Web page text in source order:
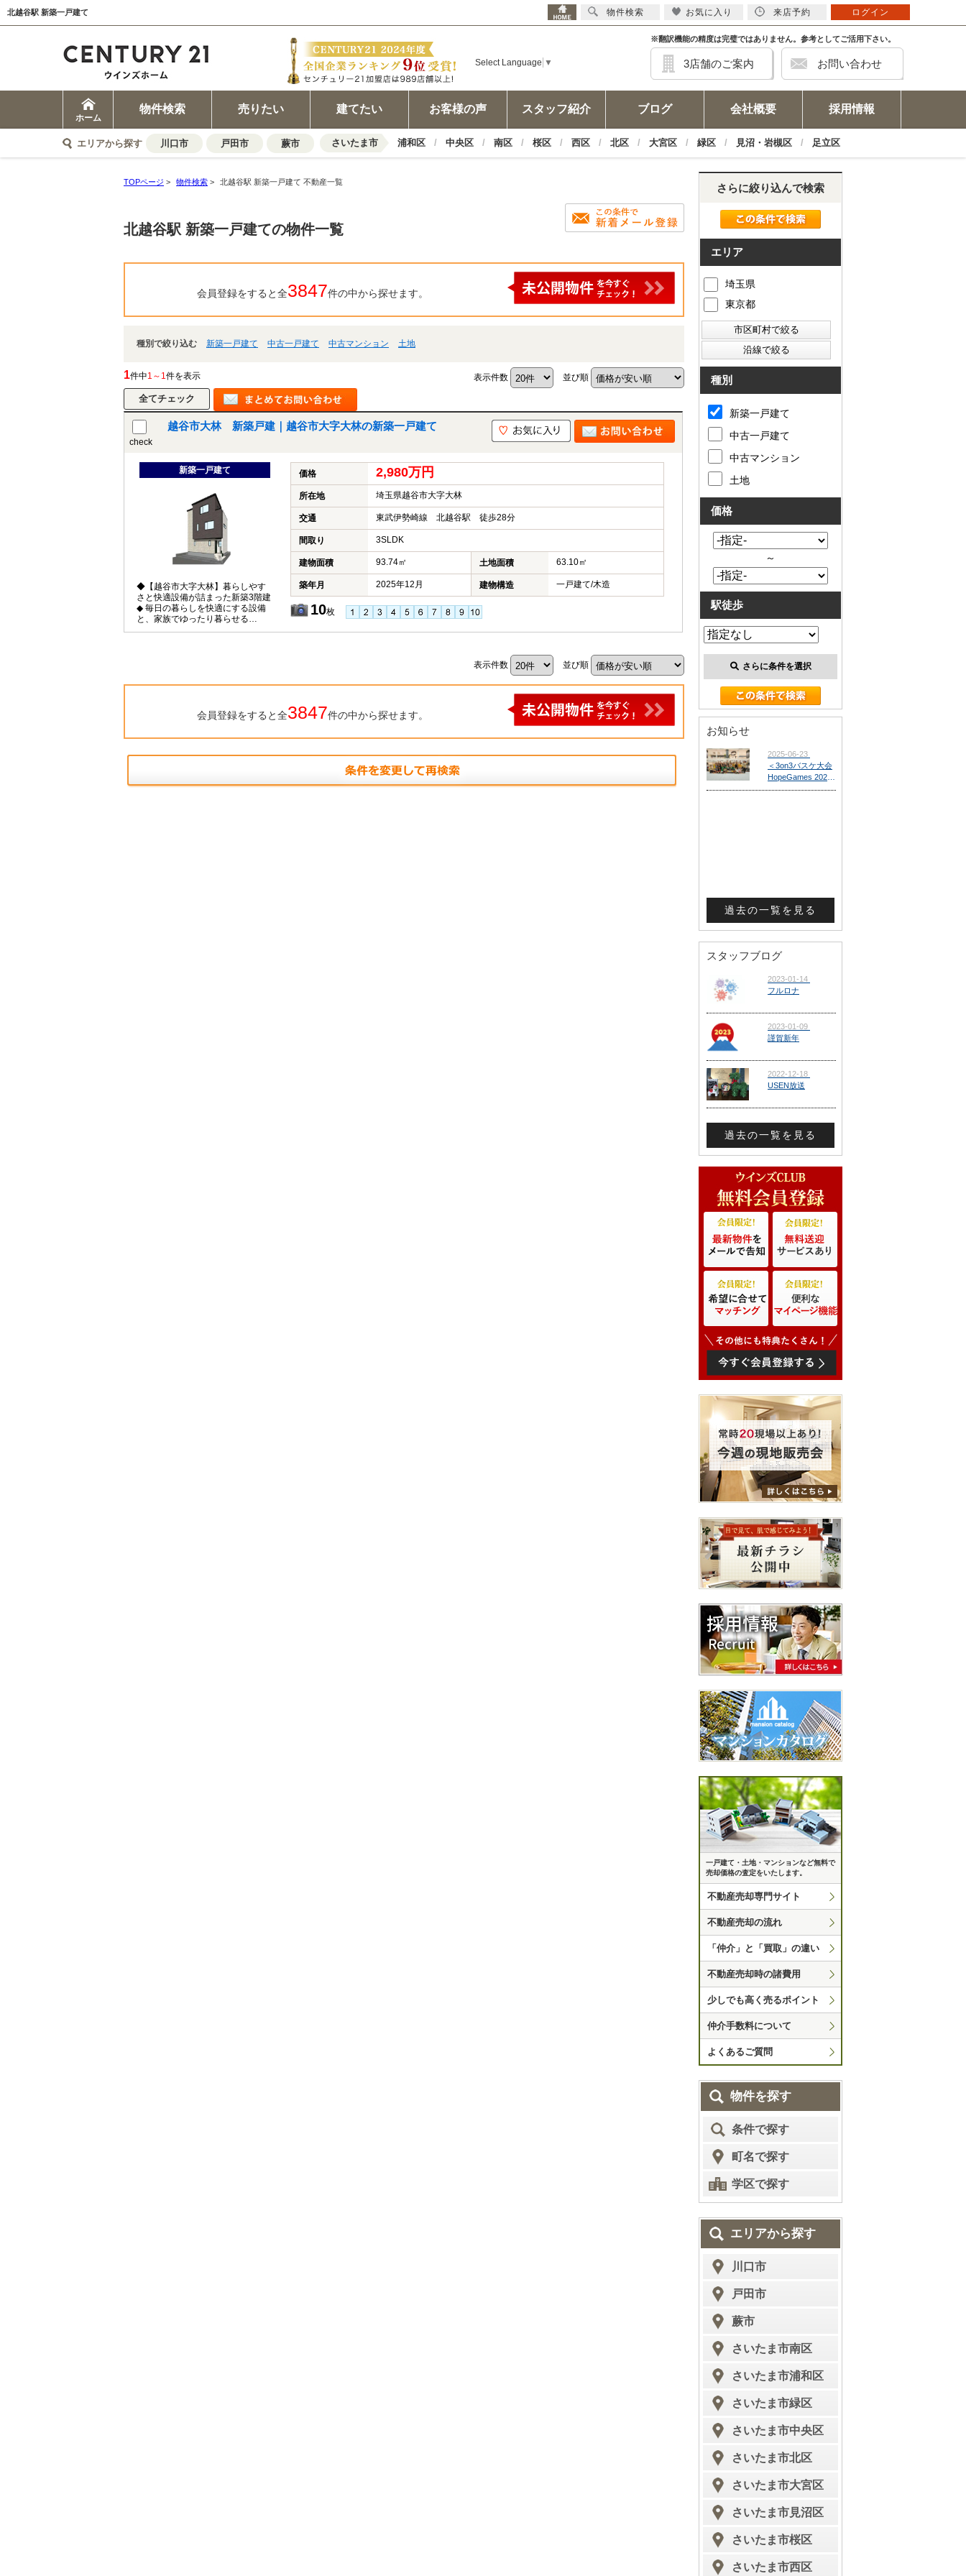
北越谷駅 新築一戸建て
Select Language ▼
※翻訳機能の精度は完璧ではありません。参考としてご活用下さい。
3店舗のご案内 お問い合わせ
ホーム
物件検索 売りたい 建てたい お客様の声 スタッフ紹介 ブログ 会社概要 採用情報
エリアから探す 川口市 戸田市 蕨市 さいたま市 浦和区 中央区 南区 桜区 西区 北区 大宮区 緑区 見沼・岩槻区 足立区
TOPページ > 物件検索 > 北越谷駅 新築一戸建て 不動産一覧
北越谷駅 新築一戸建ての物件一覧
会員登録をすると全3847件の中から探せます。
種別で絞り込む 新築一戸建て 中古一戸建て 中古マンション 土地
1件中1～1件を表示 表示件数 並び順
check
越谷市大林 新築戸建｜越谷市大字大林の新築一戸建て
新築一戸建て
◆【越谷市大字大林】暮らしやす
さと快適設備が詰まった新築3階建
◆ 毎日の暮らしを快適にする設備
と、家族でゆったり暮らせる
3SLDKプラン
価格 2,980万円
所在地 埼玉県越谷市大字大林
交通 東武伊勢崎線 北越谷駅 徒歩28分
間取り 3SLDK
建物面積 93.74㎡ 土地面積 63.10㎡
築年月 2025年12月 建物構造 一戸建て/木造
10枚
表示件数 並び順
会員登録をすると全3847件の中から探せます。
さらに絞り込んで検索
エリア
埼玉県
東京都
種別
新築一戸建て
中古一戸建て
中古マンション
土地
価格
～
駅徒歩
さらに条件を選択
お知らせ
過去の一覧を見る
スタッフブログ
過去の一覧を見る
一戸建て・土地・マンションなど無料で
売却価格の査定をいたします。
不動産売却専門サイト
不動産売却の流れ
「仲介」と「買取」の違い
不動産売却時の諸費用
少しでも高く売るポイント
仲介手数料について
よくあるご質問
物件を探す
条件で探す
町名で探す
学区で探す
エリアから探す
川口市
戸田市
蕨市
さいたま市南区
さいたま市浦和区
さいたま市緑区
さいたま市中央区
さいたま市北区
さいたま市大宮区
さいたま市見沼区
さいたま市桜区
さいたま市西区
物件検索 お気に入り 来店予約 ログイン